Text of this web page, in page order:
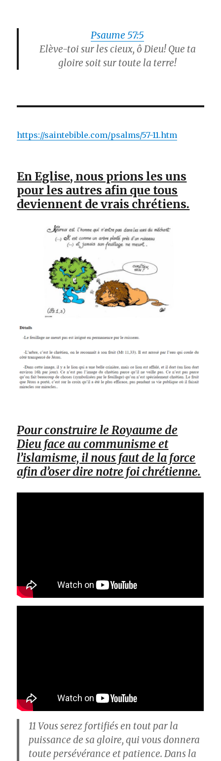
Psaume 57:5
Elève-toi sur les cieux, ô Dieu! Que ta
gloire soit sur toute la terre!
https://saintebible.com/psalms/57-11.htm
En Eglise, nous prions les uns
pour les autres afin que tous
deviennent de vrais chrétiens.
Pour construire le Royaume de
Dieu face au communisme et
l’islamisme, il nous faut de la force
afin d’oser dire notre foi chrétienne.
11 Vous serez fortifiés en tout par la
puissance de sa gloire, qui vous donnera
toute persévérance et patience. Dans la